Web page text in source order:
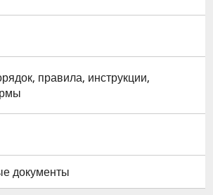
правила, инструкции,
документы